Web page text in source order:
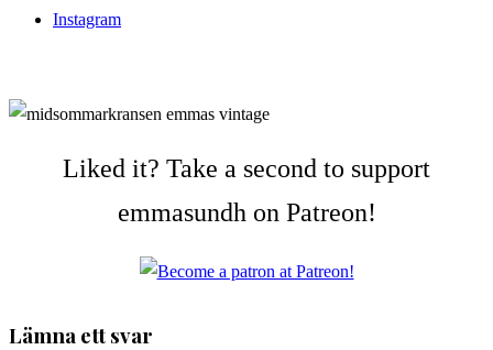
Instagram
Liked it? Take a second to support
emmasundh on Patreon!
Lämna ett svar